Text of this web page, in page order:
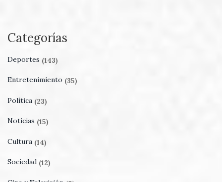
Categorías
Deportes (143)
Entretenimiento (35)
Política (23)
Noticias (15)
Cultura (14)
Sociedad (12)